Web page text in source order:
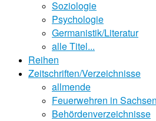
Soziologie
Psychologie
Germanistik/Literatur
alle Titel...
Reihen
Zeitschriften/Verzeichnisse
allmende
Feuerwehren in
Behördenverzeichnisse